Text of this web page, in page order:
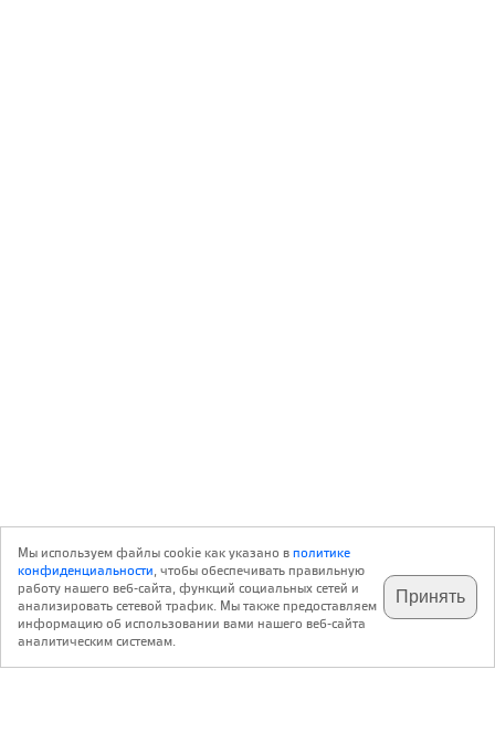
подпишитесь на наш
телеграм @archi_ru
✕
с 20 июля 1999 г.
Мы используем файлы cookie как указано вполитике
конфиденциальности, чтобы обеспечивать правильную
работу нашего веб-сайта, функций социальных сетей и
анализировать сетевой трафик. Мы также предоставляем
информацию об использовании вами нашего веб-сайта
аналитическим системам.
Принять